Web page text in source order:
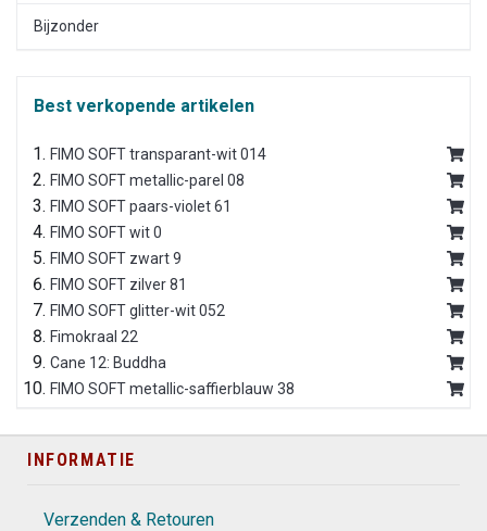
Bijzonder
Best verkopende artikelen
FIMO SOFT transparant-wit 014
FIMO SOFT metallic-parel 08
FIMO SOFT paars-violet 61
FIMO SOFT wit 0
FIMO SOFT zwart 9
FIMO SOFT zilver 81
FIMO SOFT glitter-wit 052
Fimokraal 22
Cane 12: Buddha
FIMO SOFT metallic-saffierblauw 38
INFORMATIE
Verzenden & Retouren